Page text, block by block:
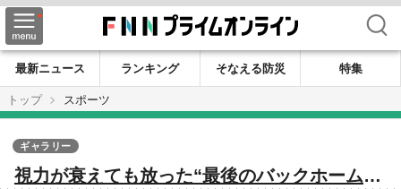
検索
最新ニュース ランキング そなえる防災
特集
トップ
スポーツ
視力が衰えても放った“最後のバックホーム”
ギャラリー